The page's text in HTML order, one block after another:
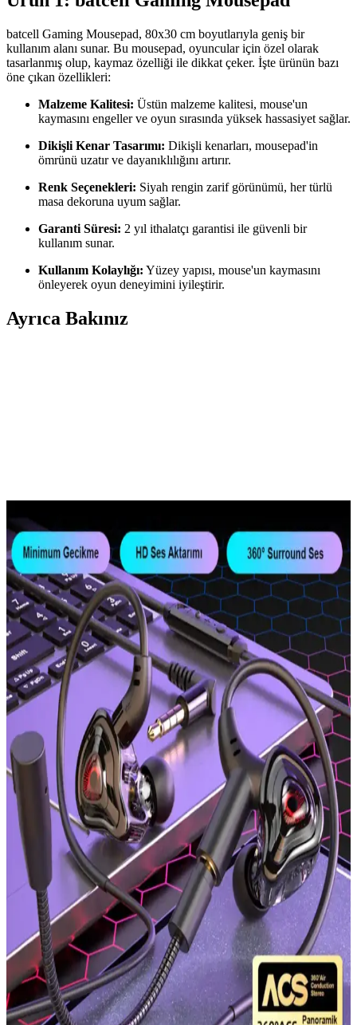
batcell Gaming Mousepad, 80x30 cm boyutlarıyla geniş bir
kullanım alanı sunar. Bu mousepad, oyuncular için özel olarak
tasarlanmış olup, kaymaz özelliği ile dikkat çeker. İşte ürünün bazı
öne çıkan özellikleri:
Malzeme Kalitesi: Üstün malzeme kalitesi, mouse'un
kaymasını engeller ve oyun sırasında yüksek hassasiyet sağlar.
Dikişli Kenar Tasarımı: Dikişli kenarları, mousepad'in
ömrünü uzatır ve dayanıklılığını artırır.
Renk Seçenekleri: Siyah rengin zarif görünümü, her türlü
masa dekoruna uyum sağlar.
Garanti Süresi: 2 yıl ithalatçı garantisi ile güvenli bir
kullanım sunar.
Kullanım Kolaylığı: Yüzey yapısı, mouse'un kaymasını
önleyerek oyun deneyimini iyileştirir.
Ayrıca Bakınız
İstanbul Teknoloji'nin 70x40 cm büyüklüğündeki kaydırmaz tabanlı
mousepad, dayanıklı yapısı ve şık tasarımıyla kullanıcıların
ihtiyaçlarını karşılar, stabilite ve konfor sağlar.
Sintio Sıntıo 50X100 Kaydırmaz Tabanlı Keçe
Mousepad İnceleme ve Kullanıcı Yorumları
Sintio Sıntıo 50X100 keçe mousepad, kaydırmaz tabanı ve doğal
malzemeleriyle masaüstü kullanımında üstün performans sağlar, şık
ve çevre dostu tasarımıyla öne çıkar.
RGB Mousepadlerin Özellikleri ve Kullanım
Avantajları Üzerine Kapsamlı Bir Değerlendirme
RGB mousepadler, estetik ve fonksiyonellik sağlayan teknolojik
ürünlerdir. Bu ürünler, kişiselleştirilmiş renk ve efekt seçenekleriyle
performansı artırır, dayanıklı malzemeleriyle uzun ömür sunar.
HelixSun Mousepad Özellikleri ve Oyun/Çalışma
Deneyimini Artıran Avantajlar
Kaliteli mousepad'ler, hassasiyet, konfor ve dayanıklılık sağlayarak
oyun ve çalışma deneyimini iyileştirir. HelixSun markası hakkında
detaylar sınırlı olsa da, doğru seçim için dikkat edilmesi gereken
temel özellikler burada.
İstanbul Teknoloji Üretimi 19x25 cm Kaymaz ve
Dayanıklı Mousepad Özellikleri
İstanbul Teknoloji'nin 19x25 cm ölçülerinde, dayanıklı ve kaymaz
yüzeyli mousepad'i, yüksek hassasiyet ve konfor sağlayarak masa
düzeninizi tamamlar.